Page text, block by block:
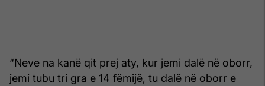
“Neve na kanë qit prej aty, kur jemi dalë në oborr,
jemi tubu tri gra e 14 fëmijë, tu dalë në oborr e